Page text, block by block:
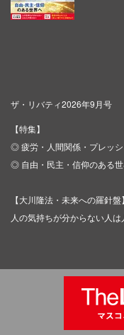
ザ・リバティ2026年9月号
【特集】
◎ 疲労・人間関係・プレッ
◎ 自由・民主・信仰のある
【大川隆法・未来への羅針盤】
人の気持ちが分からない人